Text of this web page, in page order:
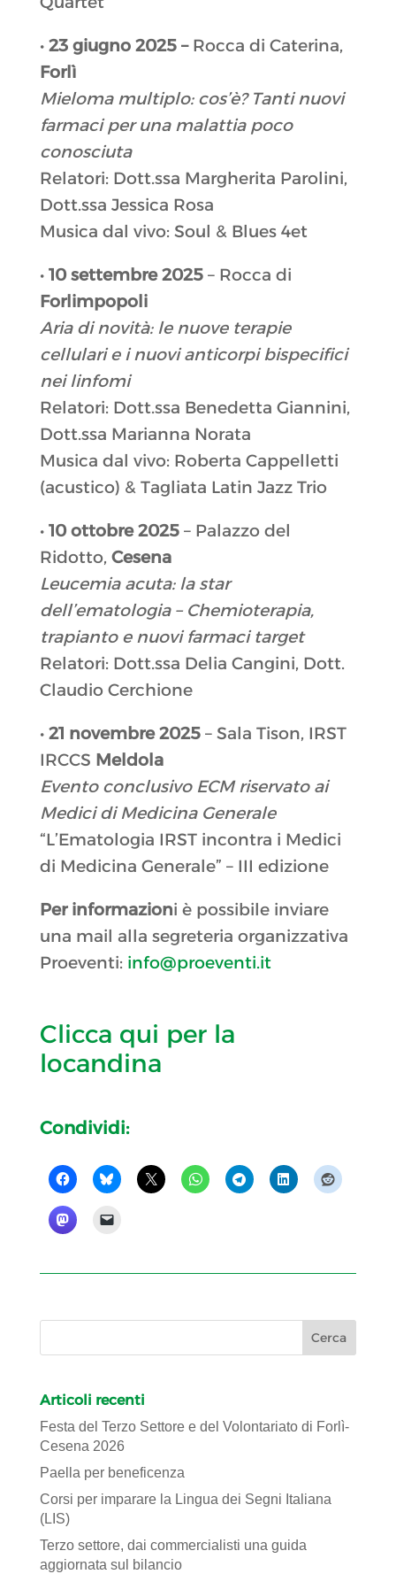
• 23 giugno 2025 –Rocca di Caterina,
Forlì
Mieloma multiplo: cos’è? Tanti nuovi
farmaci per una malattia poco
conosciuta
Relatori: Dott.ssa Margherita Parolini,
Dott.ssa Jessica Rosa
Musica dal vivo: Soul & Blues 4et
• 10 settembre 2025– Rocca di
Forlimpopoli
Aria di novità: le nuove terapie
cellulari e i nuovi anticorpi bispecifici
nei linfomi
Relatori: Dott.ssa Benedetta Giannini,
Dott.ssa Marianna Norata
Musica dal vivo: Roberta Cappelletti
(acustico) & Tagliata Latin Jazz Trio
• 10 ottobre 2025– Palazzo del
Ridotto, Cesena
Leucemia acuta: la star
dell’ematologia – Chemioterapia,
trapianto e nuovi farmaci target
Relatori: Dott.ssa Delia Cangini, Dott.
Claudio Cerchione
• 21 novembre 2025– Sala Tison, IRST
IRCCS Meldola
Evento conclusivo ECM riservato ai
Medici di Medicina Generale
“L’Ematologia IRST incontra i Medici
di Medicina Generale” – III edizione
Per informazioni è possibile inviare
una mail alla segreteria organizzativa
Proeventi: info@proeventi.it
Clicca qui per la
locandina
Condividi:
Articoli recenti
Festa del Terzo Settore e del Volontariato di Forlì-
Cesena 2026
Paella per beneficenza
Corsi per imparare la Lingua dei Segni Italiana
(LIS)
Terzo settore, dai commercialisti una guida
aggiornata sul bilancio